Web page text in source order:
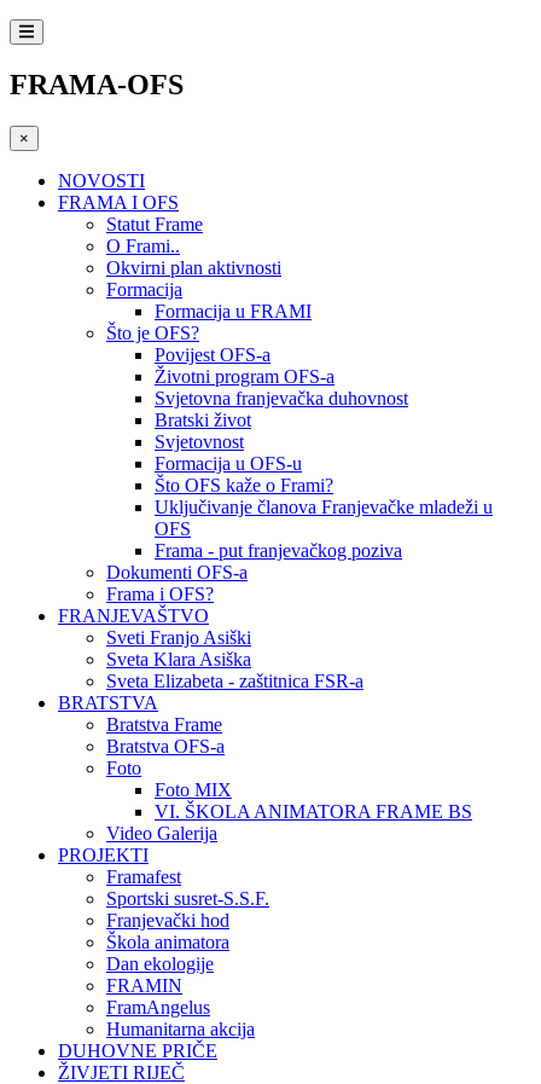
FRAMA-OFS
×
NOVOSTI
FRAMA I OFS
Statut Frame
O Frami..
Okvirni plan aktivnosti
Formacija
Formacija u FRAMI
Što je OFS?
Povijest OFS-a
Životni program OFS-a
Svjetovna franjevačka duhovnost
Bratski život
Svjetovnost
Formacija u OFS-u
Što OFS kaže o Frami?
Uključivanje članova Franjevačke mladeži u
OFS
Frama - put franjevačkog poziva
Dokumenti OFS-a
Frama i OFS?
FRANJEVAŠTVO
Sveti Franjo Asiški
Sveta Klara Asiška
Sveta Elizabeta - zaštitnica FSR-a
BRATSTVA
Bratstva Frame
Bratstva OFS-a
Foto
Foto MIX
VI. ŠKOLA ANIMATORA FRAME BS
Video Galerija
PROJEKTI
Framafest
Sportski susret-S.S.F.
Franjevački hod
Škola animatora
Dan ekologije
FRAMIN
FramAngelus
Humanitarna akcija
DUHOVNE PRIČE
ŽIVJETI RIJEČ